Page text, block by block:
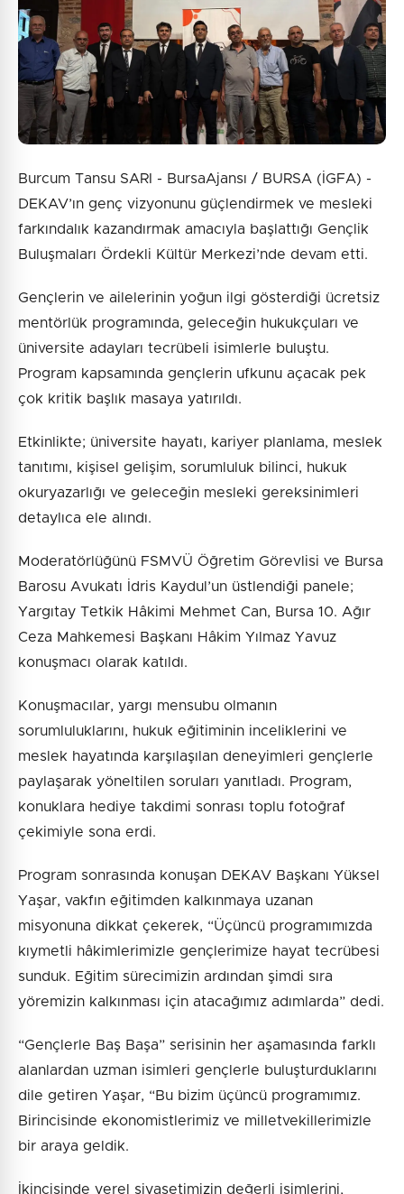
Burcum Tansu SARI - BursaAjansı / BURSA (İGFA) -
DEKAV’ın genç vizyonunu güçlendirmek ve mesleki
farkındalık kazandırmak amacıyla başlattığı Gençlik
Buluşmaları Ördekli Kültür Merkezi’nde devam etti.
Gençlerin ve ailelerinin yoğun ilgi gösterdiği ücretsiz
mentörlük programında, geleceğin hukukçuları ve
üniversite adayları tecrübeli isimlerle buluştu.
Program kapsamında gençlerin ufkunu açacak pek
çok kritik başlık masaya yatırıldı.
Etkinlikte; üniversite hayatı, kariyer planlama, meslek
tanıtımı, kişisel gelişim, sorumluluk bilinci, hukuk
okuryazarlığı ve geleceğin mesleki gereksinimleri
detaylıca ele alındı.
Moderatörlüğünü FSMVÜ Öğretim Görevlisi ve Bursa
Barosu Avukatı İdris Kaydul’un üstlendiği panele;
Yargıtay Tetkik Hâkimi Mehmet Can, Bursa 10. Ağır
Ceza Mahkemesi Başkanı Hâkim Yılmaz Yavuz
konuşmacı olarak katıldı.
Konuşmacılar, yargı mensubu olmanın
sorumluluklarını, hukuk eğitiminin inceliklerini ve
meslek hayatında karşılaşılan deneyimleri gençlerle
paylaşarak yöneltilen soruları yanıtladı. Program,
konuklara hediye takdimi sonrası toplu fotoğraf
çekimiyle sona erdi.
Program sonrasında konuşan DEKAV Başkanı Yüksel
Yaşar, vakfın eğitimden kalkınmaya uzanan
misyonuna dikkat çekerek, “Üçüncü programımızda
kıymetli hâkimlerimizle gençlerimize hayat tecrübesi
sunduk. Eğitim sürecimizin ardından şimdi sıra
yöremizin kalkınması için atacağımız adımlarda” dedi.
“Gençlerle Baş Başa” serisinin her aşamasında farklı
alanlardan uzman isimleri gençlerle buluşturduklarını
dile getiren Yaşar, “Bu bizim üçüncü programımız.
Birincisinde ekonomistlerimiz ve milletvekillerimizle
bir araya geldik.
İkincisinde yerel siyasetimizin değerli isimlerini,